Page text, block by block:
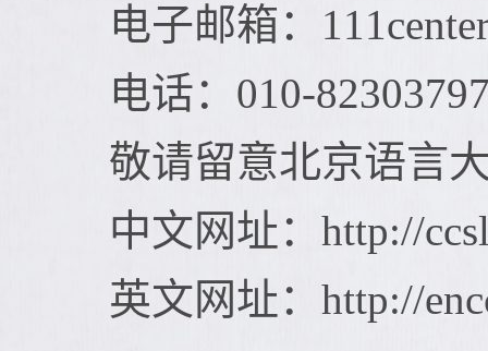
电子邮箱：
电话：010-
敬请留意北京语言
中文网址：http://
英文网址：http://